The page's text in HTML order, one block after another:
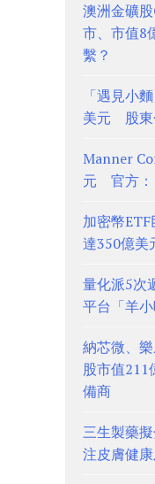
澳洲金礦
市、市值8
繫？
「遇見小
美元 股東
Manner
元 官方：
加密幣
達350億
量化派5次
平台「羊
納芯微、
股市值211
備商
三生製藥
注皮膚健